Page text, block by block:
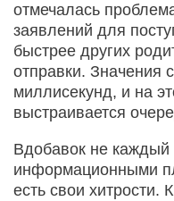
отмечалась
заявлений для
быстрее других
отправки. Значения
миллисекунд, и на
выстраивается
Вдобавок не каждый
информационными
есть свои хитрости.